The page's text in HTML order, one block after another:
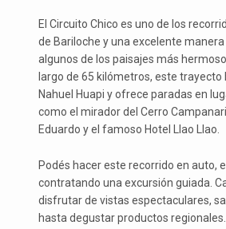
El Circuito Chico es uno de los
de Bariloche y una excelente
algunos de los paisajes más
largo de 65 kilómetros, este trayecto
Nahuel Huapi y ofrece paradas en
como el mirador del Cerro
Eduardo y el famoso Hotel Llao Llao.
Podés hacer este recorrido en auto,
contratando una excursión guiada.
disfrutar de vistas espectaculares,
hasta degustar productos regionales.